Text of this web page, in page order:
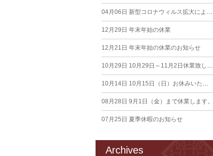
04月06日 新型コロナウィルス拡大による臨時休業のお知らせ
12月29日 年末年始の休業
12月21日 年末年始の休業のお知らせ
10月29日 10月29日～11月2日休業致します
10月14日 10月15日（日）お休みいたします。
08月28日 9月1日（金）まで休業します。
07月25日 夏季休暇のお知らせ
Archives